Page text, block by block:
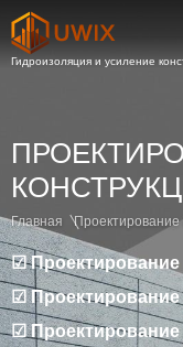
Главная Проектирование
☑
☑ Проектирование
☑ Проектирование